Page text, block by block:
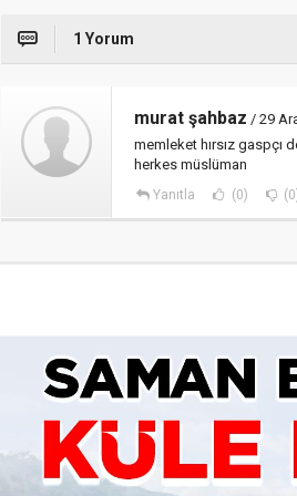
1 Yorum
murat şahbaz / 29
memleket hırsız gaspçı
herkes müslüman
Yanıtla (0)